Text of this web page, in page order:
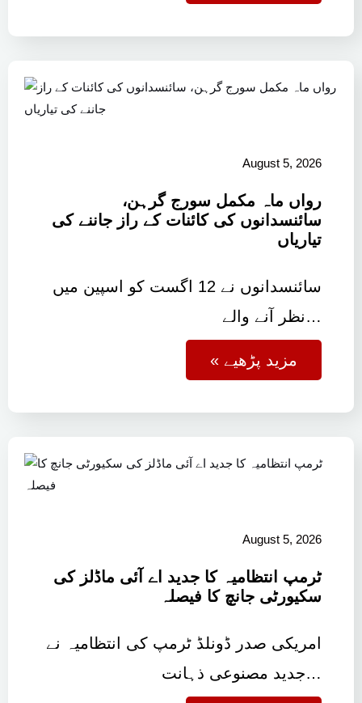
August 5, 2026
رواں ماہ مکمل سورج گرہن،
سائنسدانوں کی کائنات کے راز جاننے کی
تیاریاں
سائنسدانوں نے 12 اگست کو اسپین میں
نظر آنے والے…
« مزید پڑھیے
August 5, 2026
ٹرمپ انتظامیہ کا جدید اے آئی ماڈلز کی
سکیورٹی جانچ کا فیصلہ
امریکی صدر ڈونلڈ ٹرمپ کی انتظامیہ نے
جدید مصنوعی ذہانت…